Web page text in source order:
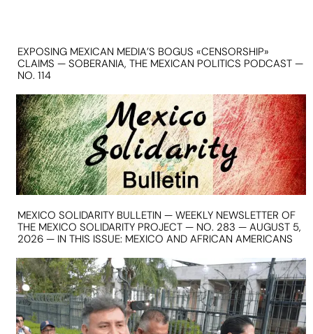
EXPOSING MEXICAN MEDIA’S BOGUS «CENSORSHIP»
CLAIMS — SOBERANIA, THE MEXICAN POLITICS PODCAST —
NO. 114
MEXICO SOLIDARITY BULLETIN — WEEKLY NEWSLETTER OF
THE MEXICO SOLIDARITY PROJECT — NO. 283 — AUGUST 5,
2026 — IN THIS ISSUE: MEXICO AND AFRICAN AMERICANS